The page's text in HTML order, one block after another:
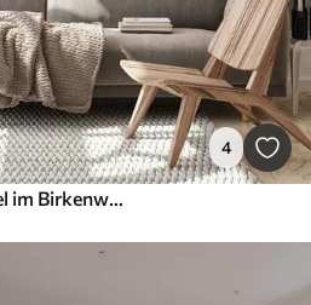
4
Fototapeten Morgennebel im Birkenwald